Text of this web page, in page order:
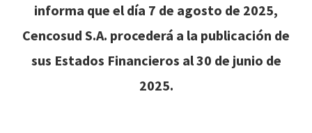
informa que el día 7 de agosto de 2025,
Cencosud S.A. procederá a la publicación de
sus Estados Financieros al 30 de junio de
2025.